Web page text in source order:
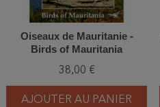
Oiseaux de Mauritanie -
Birds of Mauritania
38,00 €
AJOUTER AU PANIER